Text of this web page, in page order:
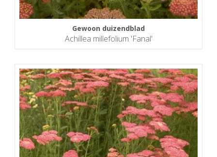
Gewoon duizendblad
Achillea millefolium 'Fanal'